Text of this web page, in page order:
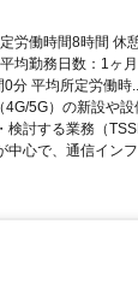
労働時間8時間 休
均勤務日数：1ヶ
分 平均所定労働時
5G）の新設や設
検討する業務（
中心で、通信イン